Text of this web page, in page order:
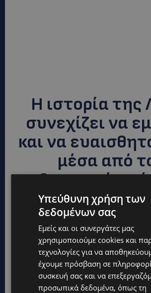
Η ιστορία της
συνεχίζει να
και να
μέσα από
καθημερινό
μητέρας της, η
μετατρέπει
προσωπικό της
δύναμη
Υπεύθυνη χρήση των
δεδομένων σας
Εμείς και οι συνεργάτες μας
χρησιμοποιούμε cookies και
τεχνολογίες για να
έχουμε πρόσβαση σε
συσκευή σας και να
προσωπικά δεδομένα, όπως τη